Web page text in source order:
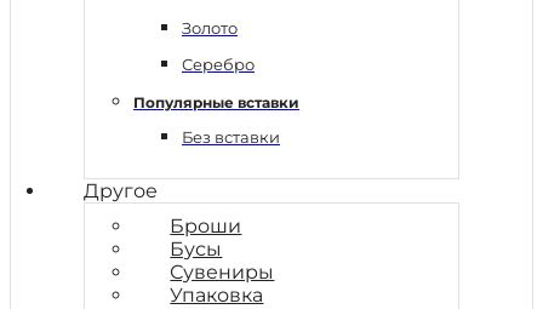
Золото
Серебро
Популярные вставки
Без вставки
Другое
Броши
Бусы
Сувениры
Упаковка